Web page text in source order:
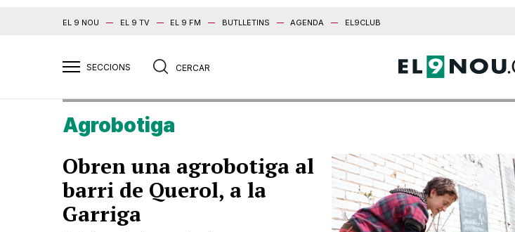
EL 9 NOU EL 9 TV EL 9 FM BUTLLETINS AGENDA EL9CLUB
Agrobotiga
Obren una agrobotiga al
barri de Querol, a la
Garriga